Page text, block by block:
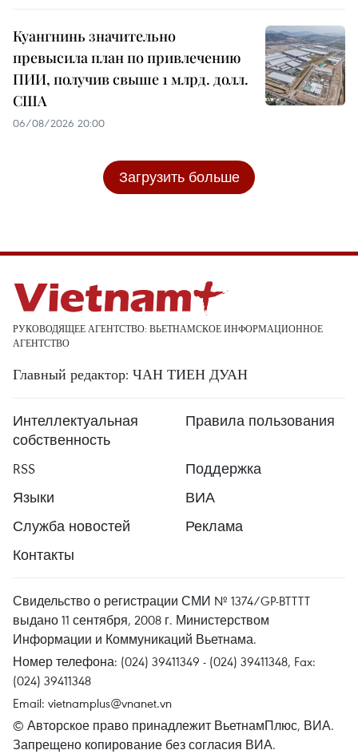
Куангнинь значительно
превысила план по привлечению
ПИИ, получив свыше 1 млрд. долл.
США
06/08/2026 20:00
Загрузить больше
РУКОВОДЯЩЕЕ АГЕНТСТВО: ВЬЕТНАМСКОЕ ИНФОРМАЦИОННОЕ
АГЕНТСТВО
Главный редактор: ЧАН ТИЕН ДУАН
Интеллектуальная
собственность
Правила пользования
RSS
Поддержка
Языки
ВИА
Служба новостей
Реклама
Контакты
Свидельство о регистрации СМИ № 1374/GP-BTTTT
выдано 11 сентября, 2008 г. Министерством
Информации и Коммуникаций Вьетнама.
Номер телефона: (024) 39411349 - (024) 39411348, Fax:
(024) 39411348
Email: vietnamplus@vnanet.vn
© Авторское право принадлежит ВьетнамПлюс, ВИА.
Запрещено копирование без согласия ВИА.